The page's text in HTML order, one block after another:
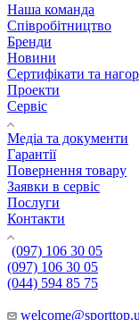
Наша команда
Співробітництво
Бренди
Новини
Сертифікати та
Проекти
Сервіс
Медіа та документи
Гарантії
Повернення товару
Заявки в сервіс
Послуги
Контакти
(097) 106 30 05
(097) 106 30 05
(044) 594 85 75